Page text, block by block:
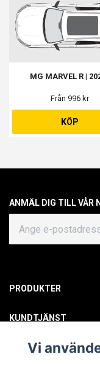
MG MARVEL R |
Från 996 kr
KÖP
ANMÄL DIG TILL VÅR
PRODUKTER
KUNDTJÄNST
OM OSS
Vi